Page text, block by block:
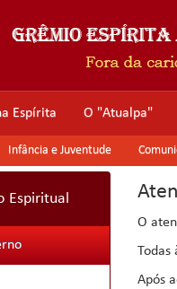
Espírita O "Atualpa"
Infância e Juventude
Espiritual
O
Todas
Após